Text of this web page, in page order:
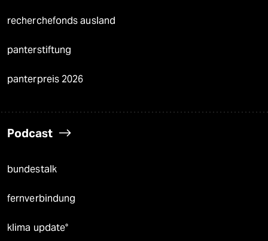
recherchefonds ausland
panterstiftung
panterpreis 2026
Podcast
bundestalk
fernverbindung
klima update°